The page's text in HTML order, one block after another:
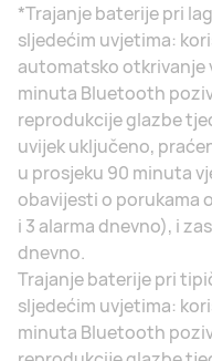
*Trajanje baterije pri
sljedećim uvjetima:
automatsko otkrivanje
minuta Bluetooth
reprodukcije glazbe
uvijek uključeno,
u prosjeku 90 minuta
obavijesti o porukama
i 3 alarma dnevno), i
dnevno.
Trajanje baterije pri
sljedećim uvjetima:
minuta Bluetooth